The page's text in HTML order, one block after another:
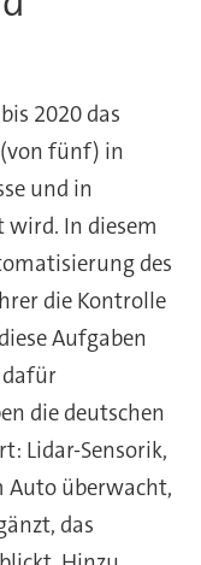
2020 das
fünf) in
und in
wird. In diesem
des
die Kontrolle
Aufgaben
die deutschen
Lidar-Sensorik,
Auto überwacht,
das